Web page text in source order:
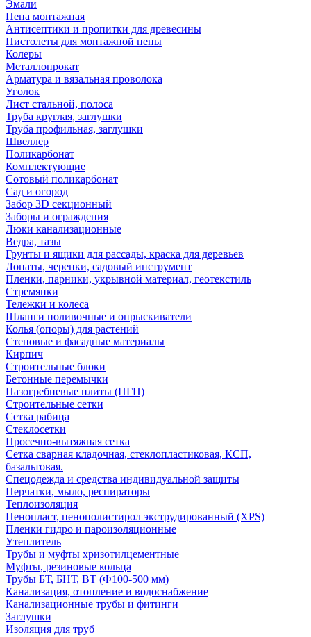
Эмали
Пена монтажная
Антисептики и пропитки для древесины
Пистолеты для монтажной пены
Колеры
Металлопрокат
Арматура и вязальная проволока
Уголок
Лист стальной, полоса
Труба круглая, заглушки
Труба профильная, заглушки
Швеллер
Поликарбонат
Комплектующие
Сотовый поликарбонат
Сад и огород
Забор 3D секционный
Заборы и ограждения
Люки канализационные
Ведра, тазы
Грунты и ящики для рассады, краска для деревьев
Лопаты, черенки, садовый инструмент
Пленки, парники, укрывной материал, геотекстиль
Стремянки
Тележки и колеса
Шланги поливочные и опрыскиватели
Колья (опоры) для растений
Стеновые и фасадные материалы
Кирпич
Строительные блоки
Бетонные перемычки
Пазогребневые плиты (ПГП)
Строительные сетки
Сетка рабица
Стеклосетки
Просечно-вытяжная сетка
Сетка сварная кладочная, стеклопластиковая, КСП,
базальтовая.
Спецодежда и средства индивидуальной защиты
Перчатки, мыло, респираторы
Теплоизоляция
Пенопласт, пенополистирол экструдированный (XPS)
Пленки гидро и пароизоляционные
Утеплитель
Трубы и муфты хризотилцементные
Муфты, резиновые кольца
Трубы БТ, БНТ, ВТ (Ф100-500 мм)
Канализация, отопление и водоснабжение
Канализационные трубы и фитинги
Заглушки
Изоляция для труб